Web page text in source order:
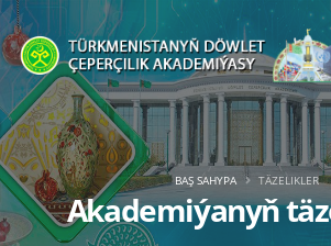
Akademiýanyň
BAŞ SAHYPA TÄZELIKLER